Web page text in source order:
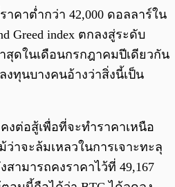
าคาต่ำกว่า 42,000 ดอลลาร์ใน
Greed index ตกลงสู่ระดับ
าสุดในเดือนกรกฎาคมปีเดียวกัน
ทุนบางคนอ้างว่าสิ่งนี้เป็น
งต่อสู้เพื่อที่จะทำราคาเหนือ
ว่าจะล้มเหลวในการเจาะทะลุ
ามารถคงราคาไว้ที่ 49,167